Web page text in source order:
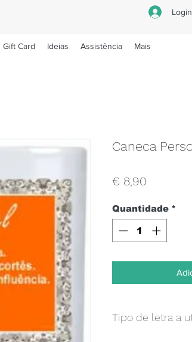
Login
Gift Card Ideias Assistência Mais
Caneca
€ 8,90
Quantidade *
Tipo de letra